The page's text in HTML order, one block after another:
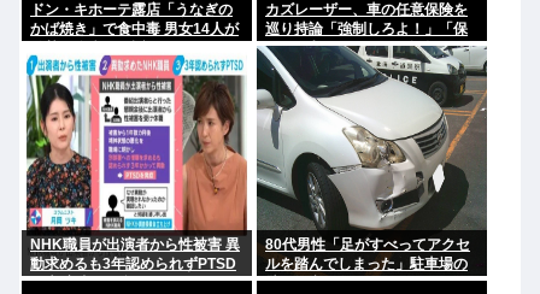
ドン・キホーテ露店「うなぎの
かば焼き」で食中毒 男女14人が
ラ属の菌検出
カズレーザー、車の任意保険を
巡り持論「強制しろよ！」「保
険にも入れないヤツは運転すん
なよ」
NHK職員が出演者から性被害 異
動求めるも3年認められずPTSD
に 加害者側が釈明も… 月岡ツキ
80代男性「足がすべってアクセ
ルを踏んでしまった」駐車場の
壁に衝突